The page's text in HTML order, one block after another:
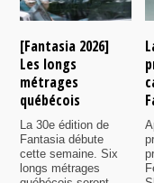
[Fantasia 2026]
Les longs
métrages
québécois
La 30e édition de
Fantasia débute
cette semaine. Six
longs métrages